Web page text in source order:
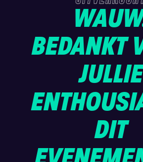
BEDANKT
JULLIE
DIT